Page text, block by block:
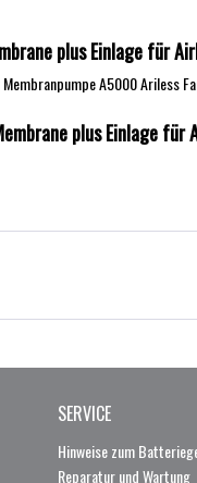
plus Einlage für
A5000 Ariless
plus Einlage
SERVICE
Hinweise zum
Reparatur und Wartung